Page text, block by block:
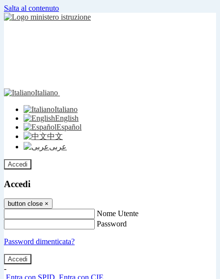
Salta al contenuto
Italiano
Italiano
English
Español
中文
عربى
Accedi
Accedi
button close ×
Nome Utente
Password
Password dimenticata?
-